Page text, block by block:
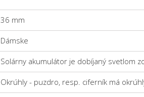
36 mm
Dámske
Solárny akumulátor je dobíjaný svetlom
Okrúhly - puzdro, resp. ciferník má